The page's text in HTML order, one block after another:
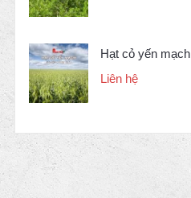
Hạt cỏ yến mạch
Liên hệ